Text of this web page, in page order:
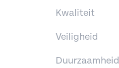
Kwaliteit
Veiligheid
Duurzaamheid